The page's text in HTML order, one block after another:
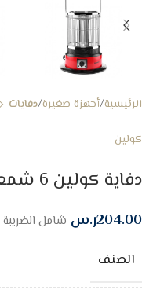
الرئيسية أجهزة صغيرة دفايات
كولين
دفاية كولين 6 شمعة كهرباء – أحمر/أسود
204.00ر.س شامل الضريبة
الصنف